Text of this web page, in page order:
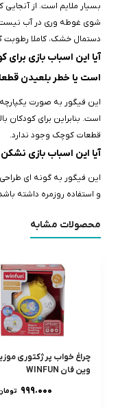
بسیار ملایم است. از
شوی غوطه‌ وری در آب نیست.
دستمال خشک، کاملا رطوبت‌
آیا این اسباب‌ بازی برای
است یا خطر بلعیدن
این فیگور به صورت
قطعات کوچک وجود ندارد.
آیا این اسباب‌ بازی
این فیگور به گونه‌ ای
و استفاده روزمره داشته
محصولات مشابه
چراغ خواب پرژکتورى
وين فان WINFUN
۹۹۹.۰۰۰